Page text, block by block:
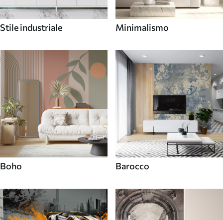
Stile industriale Minimalismo
Boho Barocco